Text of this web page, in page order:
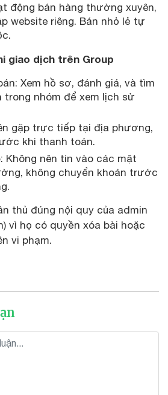
động bán hàng thường xuyên,
website riêng. Bán nhỏ lẻ tự
giao dịch trên Group
Xem hồ sơ, đánh giá, và tìm
trong nhóm để xem lịch sử
gặp trực tiếp tại địa phương,
khi thanh toán.
Không nên tin vào các mặt
không chuyển khoản trước
thủ đúng nội quy của admin
vì họ có quyền xóa bài hoặc
vi phạm.